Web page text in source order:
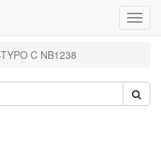
C NB1238